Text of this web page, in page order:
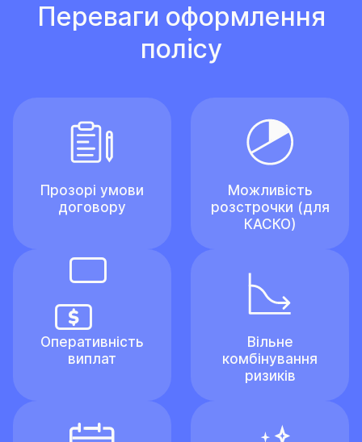
Переваги оформлення
полісу
Прозорі умови
договору
Можливість
розстрочки (для
КАСКО)
Оперативність
виплат
Вільне
комбінування
ризиків